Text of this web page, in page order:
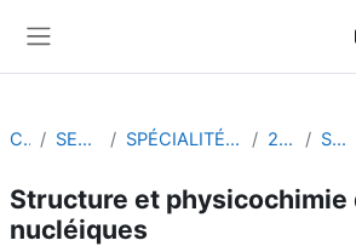
Cours SECOND CYCLE SPÉCIALITÉ BIOLOGIE MOLÉCULAIRE 2022-2023 SEMESTRE 1
Structure et physicochimie
nucléiques